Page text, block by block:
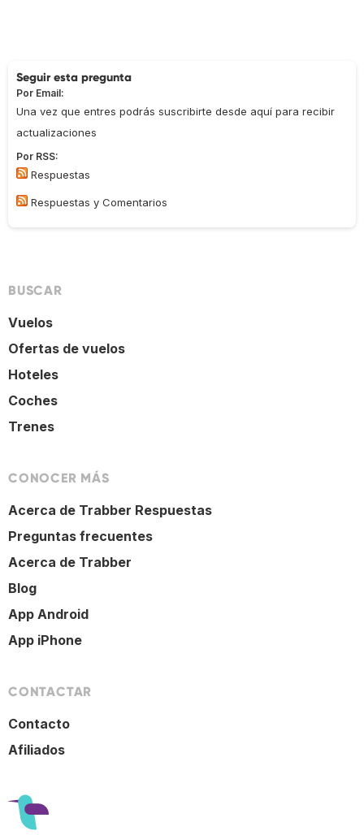
Seguir esta pregunta
Por Email:
Una vez que entres podrás suscribirte desde aquí para recibir
actualizaciones
Por RSS:
Respuestas
Respuestas y Comentarios
BUSCAR
Vuelos
Ofertas de vuelos
Hoteles
Coches
Trenes
CONOCER MÁS
Acerca de Trabber Respuestas
Preguntas frecuentes
Acerca de Trabber
Blog
App Android
App iPhone
CONTACTAR
Contacto
Afiliados